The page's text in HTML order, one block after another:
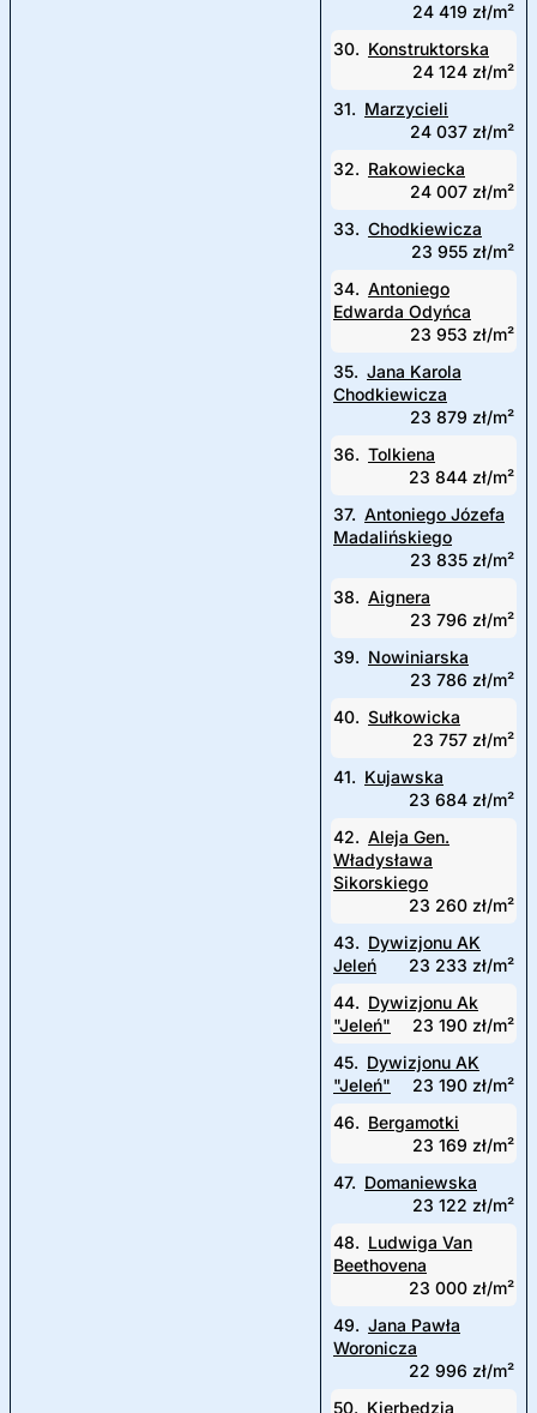
24 419 zł/m²
30. Konstruktorska
24 124 zł/m²
31. Marzycieli
24 037 zł/m²
32. Rakowiecka
24 007 zł/m²
33. Chodkiewicza
23 955 zł/m²
34. Antoniego
Edwarda Odyńca
23 953 zł/m²
35. Jana Karola
Chodkiewicza
23 879 zł/m²
36. Tolkiena
23 844 zł/m²
37. Antoniego Józefa
Madalińskiego
23 835 zł/m²
38. Aignera
23 796 zł/m²
39. Nowiniarska
23 786 zł/m²
40. Sułkowicka
23 757 zł/m²
41. Kujawska
23 684 zł/m²
42. Aleja Gen.
Władysława
Sikorskiego
23 260 zł/m²
43. Dywizjonu AK
Jeleń
23 233 zł/m²
44. Dywizjonu Ak
"Jeleń"
23 190 zł/m²
45. Dywizjonu AK
"Jeleń"
23 190 zł/m²
46. Bergamotki
23 169 zł/m²
47. Domaniewska
23 122 zł/m²
48. Ludwiga Van
Beethovena
23 000 zł/m²
49. Jana Pawła
Woronicza
22 996 zł/m²
50. Kierbedzia